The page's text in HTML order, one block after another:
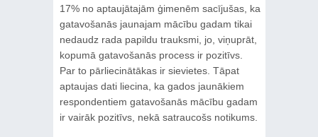
17% no aptaujātajām ģimenēm sacījušas, ka
gatavošanās jaunajam mācību gadam tikai
nedaudz rada papildu trauksmi, jo, viņuprāt,
kopumā gatavošanās process ir pozitīvs.
Par to pārliecinātākas ir sievietes. Tāpat
aptaujas dati liecina, ka gados jaunākiem
respondentiem gatavošanās mācību gadam
ir vairāk pozitīvs, nekā satraucošs notikums.